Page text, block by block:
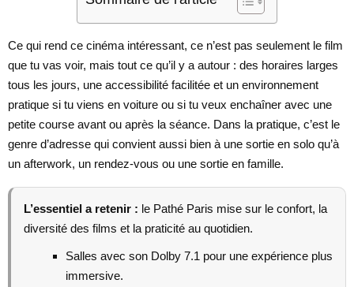
Ce qui rend ce cinéma intéressant, ce n’est pas seulement le film
que tu vas voir, mais tout ce qu’il y a autour : des horaires larges
tous les jours, une accessibilité facilitée et un environnement
pratique si tu viens en voiture ou si tu veux enchaîner avec une
petite course avant ou après la séance. Dans la pratique, c’est le
genre d’adresse qui convient aussi bien à une sortie en solo qu’à
un afterwork, un rendez-vous ou une sortie en famille.
L’essentiel a retenir : le Pathé Paris mise sur le confort, la
diversité des films et la praticité au quotidien.
Salles avec son Dolby 7.1 pour une expérience plus
immersive.